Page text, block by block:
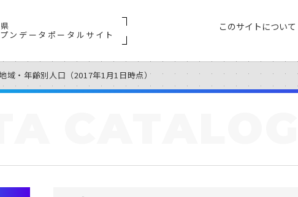
ンデータポータルサイト
このサイトについて
域・年齢別人口（2017年1月1日時点）